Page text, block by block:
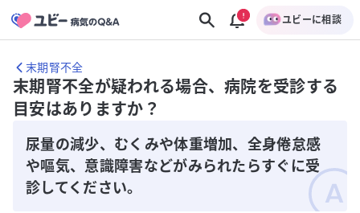
ユビーに相談
末期腎不全
末期腎不全が疑われる場合、病院を受診する
目安はありますか？
尿量の減少、むくみや体重増加、全身倦怠感
や嘔気、意識障害などがみられたらすぐに受
診してください。